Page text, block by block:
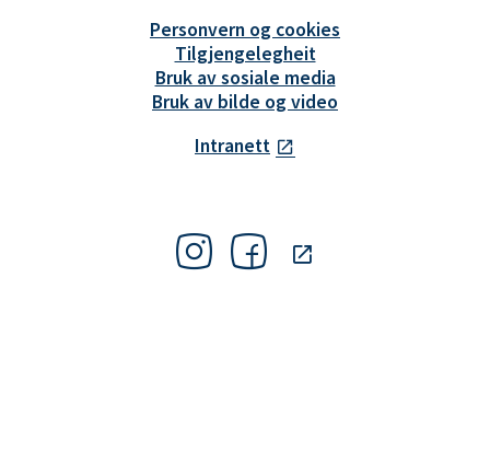
Personvern og cookies
Tilgjengelegheit
Bruk av sosiale media
Bruk av bilde og video
Intranett